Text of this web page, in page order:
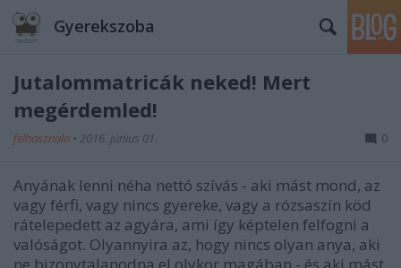
Gyerekszoba
Jutalommatricák neked! Mert
megérdemled!
felhasznalo • 2016. június 01. 0
Anyának lenni néha nettó szívás - aki mást mond, az
vagy férfi, vagy nincs gyereke, vagy a rózsaszín köd
rátelepedett az agyára, ami így képtelen felfogni a
valóságot. Olyannyira az, hogy nincs olyan anya, aki